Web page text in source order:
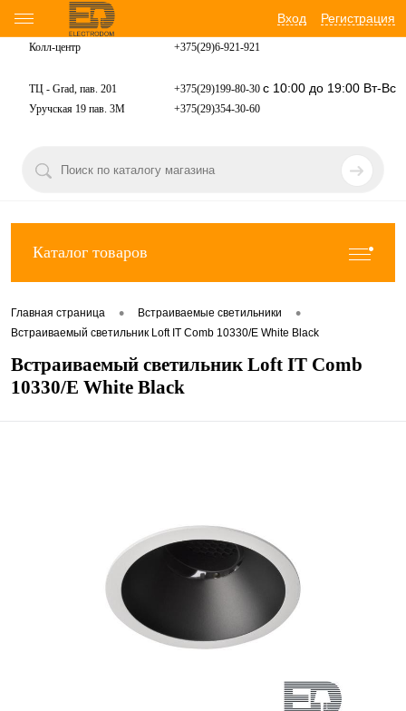
Вход Регистрация
Колл-центр +375(29)6-921-921
ТЦ - Grad, пав. 201 +375(29)199-80-30 с 10:00 до 19:00 Вт-Вс
Уручская 19 пав. 3М +375(29)354-30-60
Каталог товаров
Главная страница • Встраиваемые светильники •
Встраиваемый светильник Loft IT Comb 10330/E White Black
Встраиваемый светильник Loft IT Comb
10330/E White Black